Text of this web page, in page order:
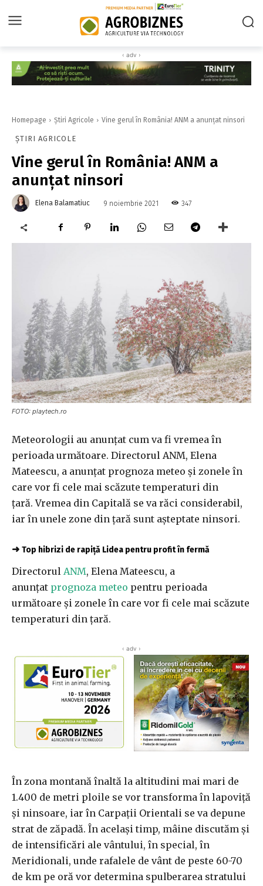
‹ adv ›
Homepage Știri Agricole Vine gerul în România! ANM a anunțat ninsori
ȘTIRI AGRICOLE
Vine gerul în România! ANM a
anunțat ninsori
Elena Balamatiuc 9 noiembrie 2021 347
FOTO: playtech.ro
Meteorologii au anunțat cum va fi vremea în
perioada următoare. Directorul ANM, Elena
Mateescu, a anunţat prognoza meteo şi zonele în
care vor fi cele mai scăzute temperaturi din
țară. Vremea din Capitală se va răci considerabil,
iar în unele zone din țară sunt așteptate ninsori.
➜ Top hibrizi de rapiță Lidea pentru profit în fermă
Directorul ANM, Elena Mateescu, a
anunţat prognoza meteo pentru perioada
următoare şi zonele în care vor fi cele mai scăzute
temperaturi din țară.
‹ adv ›
În zona montană înaltă la altitudini mai mari de
1.400 de metri ploile se vor transforma în lapoviță
şi ninsoare, iar în Carpații Orientali se va depune
strat de zăpadă. În același timp, mâine discutăm şi
de intensificări ale vântului, în special, în
Meridionali, unde rafalele de vânt de peste 60-70
de km pe oră vor determina spulberarea stratului